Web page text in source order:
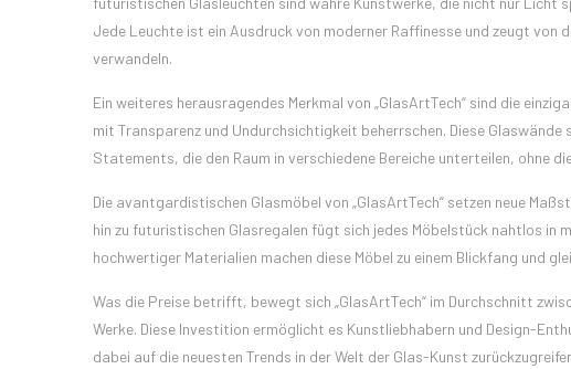
Jede Leuchte ist ein Ausdruck von moderner Raffinesse und zeugt
verwandeln.
Ein weiteres herausragendes Merkmal von „GlasArtTech“ sind die
mit Transparenz und Undurchsichtigkeit beherrschen. Diese
Statements, die den Raum in verschiedene Bereiche unterteilen, ohne
Die avantgardistischen Glasmöbel von „GlasArtTech“ setzen neue
hin zu futuristischen Glasregalen fügt sich jedes Möbelstück nahtlos in
hochwertiger Materialien machen diese Möbel zu einem Blickfang und
Was die Preise betrifft, bewegt sich „GlasArtTech“ im Durchschnitt
Werke. Diese Investition ermöglicht es Kunstliebhabern und Design-
dabei auf die neuesten Trends in der Welt der Glas-Kunst